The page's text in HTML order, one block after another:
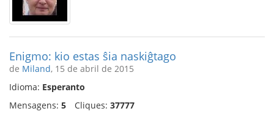
Enigmo: kio estas ŝia naskiĝtago
de Miland, 15 de abril de 2015
Idioma: Esperanto
Mensagens: 5 Cliques: 37777